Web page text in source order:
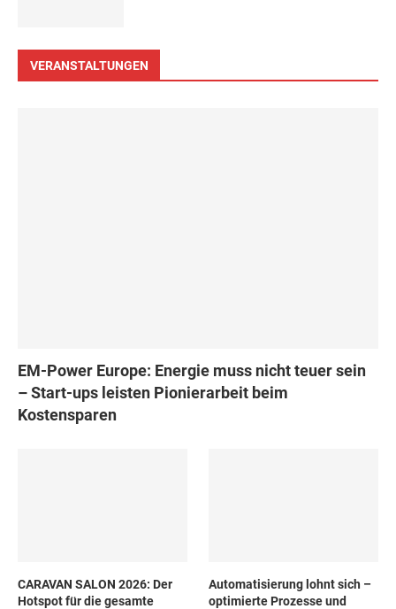
VERANSTALTUNGEN
EM-Power Europe: Energie muss nicht teuer sein
– Start-ups leisten Pionierarbeit beim
Kostensparen
CARAVAN SALON 2026: Der
Hotspot für die gesamte
Automatisierung lohnt sich –
optimierte Prozesse und